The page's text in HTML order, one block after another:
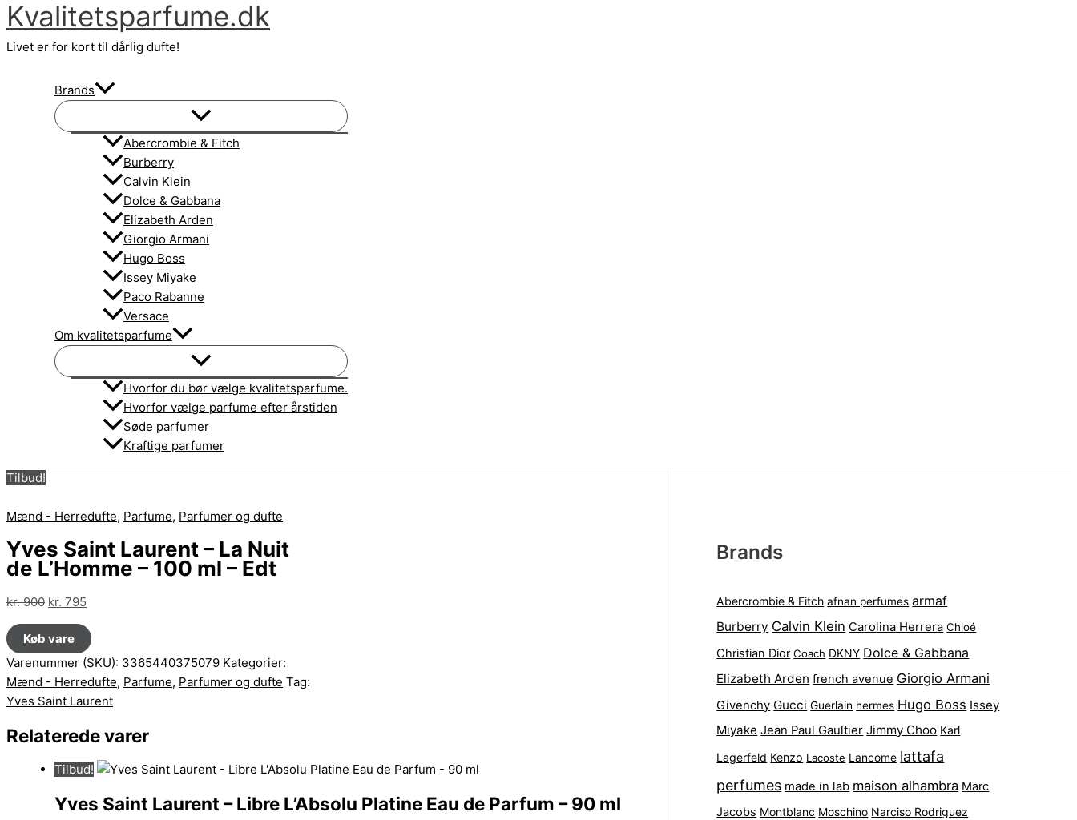
Gå
til
indholdet
Kvalitetsparfume.dk
Livet er for kort til dårlig dufte!
Brands
Abercrombie & Fitch
Burberry
Calvin Klein
Dolce & Gabbana
Elizabeth Arden
Giorgio Armani
Hugo Boss
Issey Miyake
Paco Rabanne
Versace
Om kvalitetsparfume
Hvorfor du bør vælge kvalitetsparfume.
Hvorfor vælge parfume efter årstiden
Søde parfumer
Kraftige parfumer
Tilbud!
Mænd - Herredufte, Parfume, Parfumer og dufte
Yves Saint Laurent – La Nuit
de L’Homme – 100 ml – Edt
kr.900 Den
oprindelige
pris
var:
kr. 900.
kr. 795
pris
er:
kr. 795.
Køb vare
Varenummer (SKU): 3365440375079 Kategorier:
Mænd - Herredufte, Parfume, Parfumer og dufte Tag:
Yves Saint Laurent
Relaterede varer
Tilbud!
Yves Saint Laurent – Libre L’Absolu Platine Eau de Parfum – 90 ml
Brands
Abercrombie & Fitch afnan perfumes armaf
Burberry Calvin Klein Carolina Herrera Chloé
Christian Dior Coach DKNY Dolce & Gabbana
Elizabeth Arden french avenue Giorgio Armani
Givenchy Gucci Guerlain hermes Hugo Boss Issey
Miyake Jean Paul Gaultier Jimmy Choo Karl
Lagerfeld Kenzo Lacoste Lancome lattafa
perfumes made in lab maison alhambra Marc
Jacobs Montblanc Moschino Narciso Rodriguez